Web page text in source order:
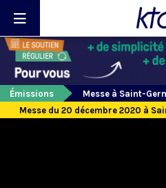
Émissions
Messe à Saint-
Messe du 20 décembre 2020 à